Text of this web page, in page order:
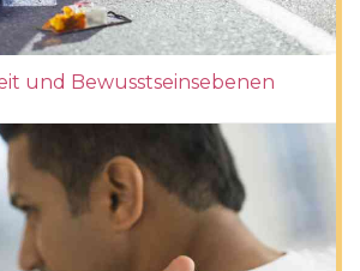
und Bewusstseinsebenen